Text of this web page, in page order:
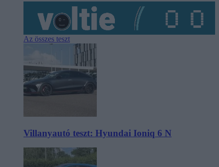
Az összes teszt
Villanyautó teszt: Hyundai Ioniq 6 N